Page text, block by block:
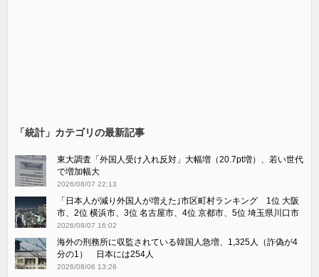
「統計」カテゴリの最新記事
東大調査「外国人受け入れ反対」大幅増（20.7pt増）、若い世代
で増加幅大
2026/08/07 22:13
「日本人が減り外国人が増えた｣市区町村ランキング 1位 大阪
市、2位 横浜市、3位 名古屋市、4位 京都市、5位 埼玉県川口市
2026/08/07 16:02
海外の刑務所に収監されている韓国人急増、1,325人（詐偽が4
分の1） 日本には254人
2026/08/06 13:26